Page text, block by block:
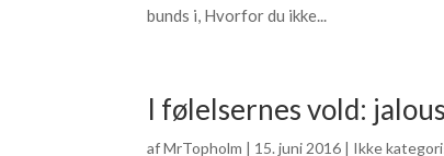
bunds i, Hvorfor du ikke...
I følelsernes vold:
afMrTopholm | 15. juni 2016 | Ikke